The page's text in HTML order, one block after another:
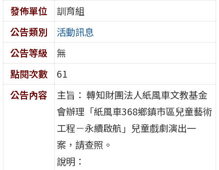
發佈單位
訓育組
公告類別
活動訊息
公告等級
無
點閱次數
61
公告內容
主旨： 轉知財團法人紙風車文教基金
會辦理「紙風車368鄉鎮市區兒童藝術
工程－永續啟航」兒童戲劇演出一
案，請查照。
說明：